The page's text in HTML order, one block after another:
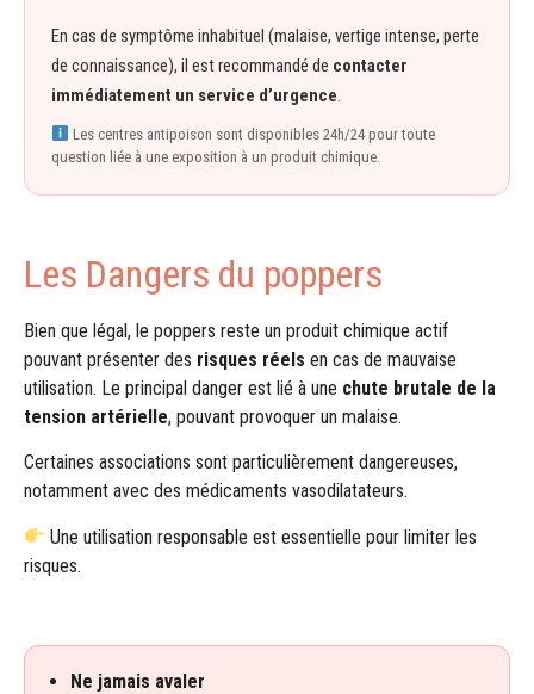
En cas de symptôme inhabituel (malaise, vertige intense, perte
de connaissance), il est recommandé de contacter
immédiatement un service d’urgence.
Les centres antipoison sont disponibles 24h/24 pour toute
question liée à une exposition à un produit chimique.
Les Dangers du poppers
Bien que légal, le poppers reste un produit chimique actif
pouvant présenter des risques réels en cas de mauvaise
utilisation. Le principal danger est lié à une chute brutale de la
tension artérielle, pouvant provoquer un malaise.
Certaines associations sont particulièrement dangereuses,
notamment avec des médicaments vasodilatateurs.
Une utilisation responsable est essentielle pour limiter les
risques.
Ne jamais avaler